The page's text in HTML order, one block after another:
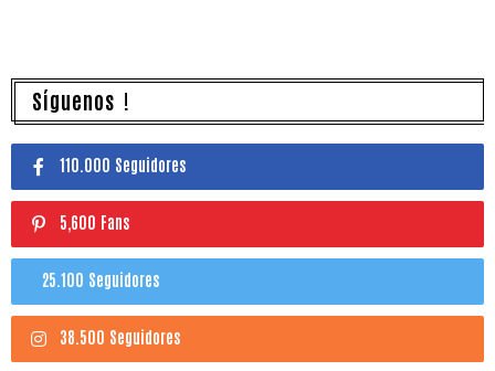
Síguenos !
110.000 Seguidores
5,600 Fans
25.100 Seguidores
38.500 Seguidores